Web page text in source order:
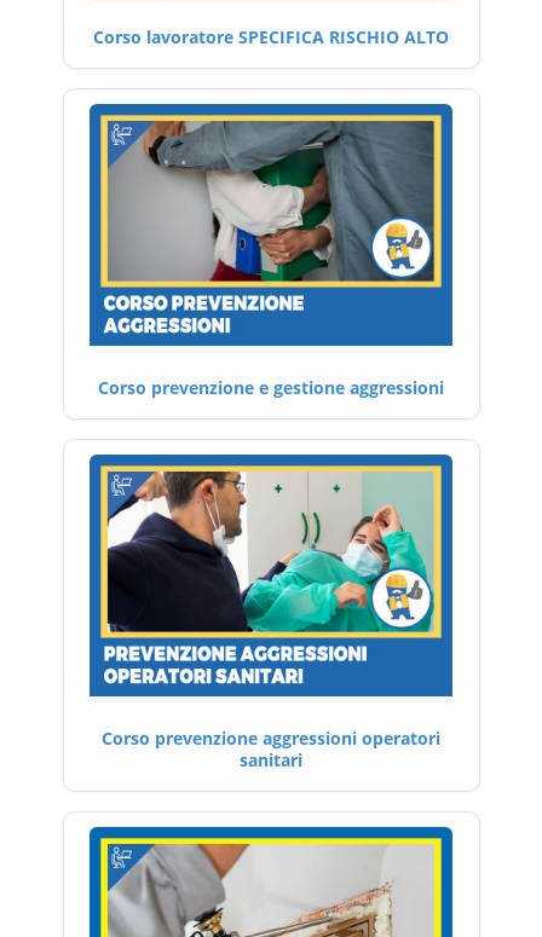
Corso lavoratore SPECIFICA RISCHIO ALTO
Corso prevenzione e gestione aggressioni
Corso prevenzione aggressioni operatori
sanitari